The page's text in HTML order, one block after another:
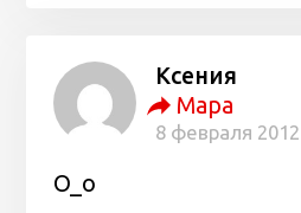
Ксения
Мара
8 февраля
О_о